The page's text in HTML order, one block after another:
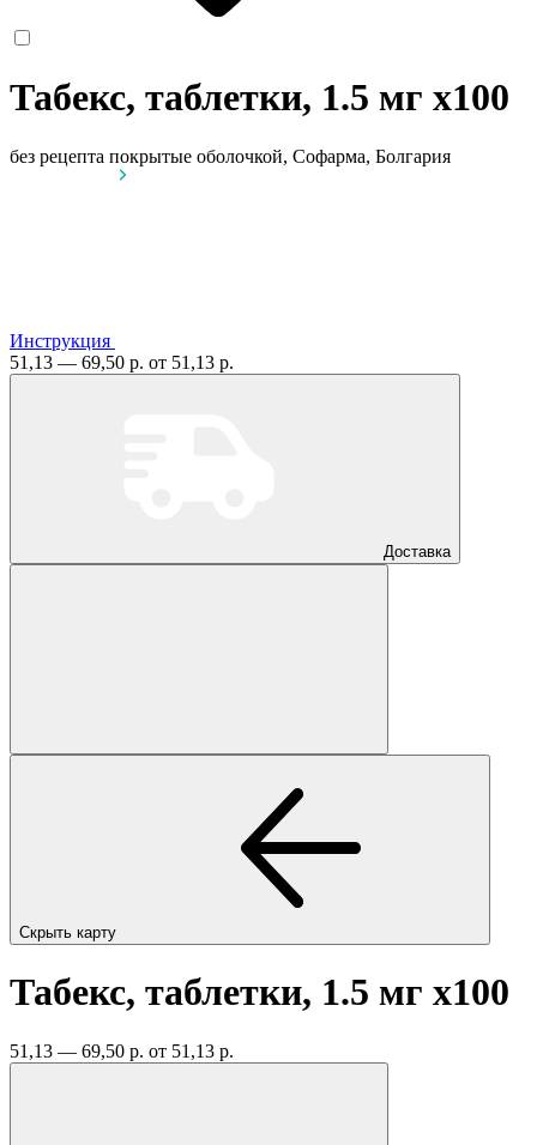
Табекс, таблетки, 1.5 мг x100
без рецепта покрытые оболочкой, Софарма, Болгария
Инструкция
51,13 — 69,50 р. от 51,13 р.
Доставка
Скрыть карту
Табекс, таблетки, 1.5 мг x100
51,13 — 69,50 р. от 51,13 р.